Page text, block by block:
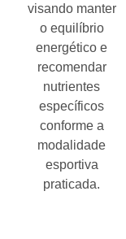
visando manter
o equilíbrio
energético e
recomendar
nutrientes
específicos
conforme a
modalidade
esportiva
praticada.